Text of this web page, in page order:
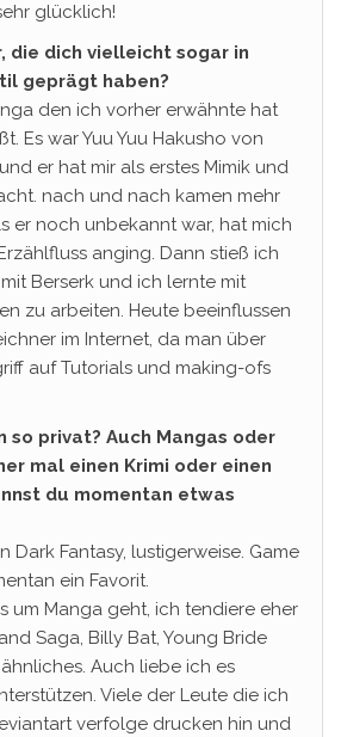
glücklich!
die dich vielleicht sogar in
geprägt haben?
den ich vorher erwähnte hat
Es war Yuu Yuu Hakusho von
er hat mir als erstes Mimik und
nach und nach kamen mehr
er noch unbekannt war, hat mich
anging. Dann stieß ich
Berserk und ich lernte mit
zu arbeiten. Heute beeinflussen
im Internet, da man über
auf Tutorials und making-ofs
so privat? Auch Mangas oder
mal einen Krimi oder einen
du momentan etwas
Dark Fantasy, lustigerweise. Game
ein Favorit.
um Manga geht, ich tendiere eher
Saga, Billy Bat, Young Bride
Auch liebe ich es
Viele der Leute die ich
verfolge drucken hin und